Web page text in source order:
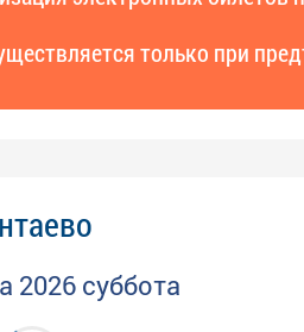
только при
2026 суббота